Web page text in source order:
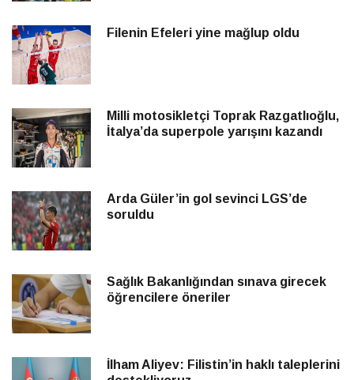
Filenin Efeleri yine mağlup oldu
Milli motosikletçi Toprak Razgatlıoğlu,
İtalya’da superpole yarışını kazandı
Arda Güler’in gol sevinci LGS’de
soruldu
Sağlık Bakanlığından sınava girecek
öğrencilere öneriler
İlham Aliyev: Filistin’in haklı taleplerini